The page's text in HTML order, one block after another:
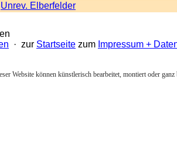
Unrev. Elberfelder
· zur Startseite zum Impressum +
Website können künstlerisch bearbeitet, montiert oder